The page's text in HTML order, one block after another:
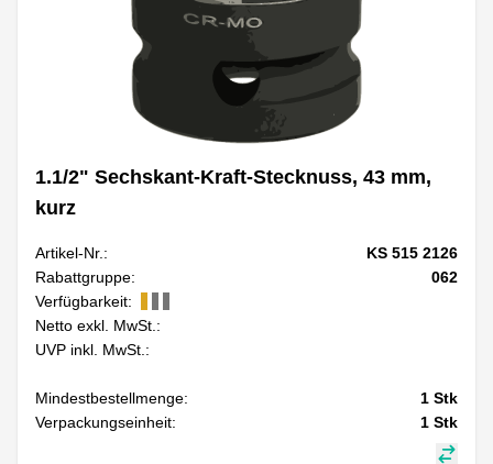
1.1/2" Sechskant-Kraft-Stecknuss, 43 mm,
kurz
Artikel-Nr.:
KS 515 2126
Rabattgruppe:
062
Verfügbarkeit:
Netto exkl. MwSt.:
UVP inkl. MwSt.:
Mindestbestellmenge: 1 Stk
Verpackungseinheit:
1 Stk